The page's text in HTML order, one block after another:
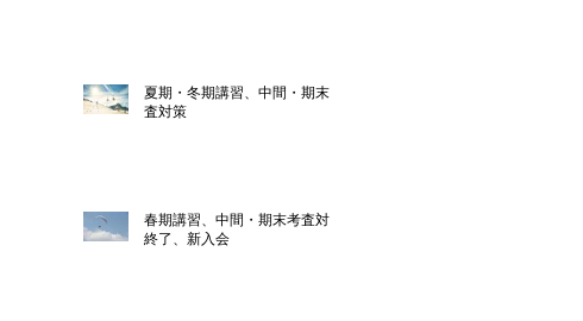
夏期・冬期講習、中間・期末考
査対策
春期講習、中間・期末考査対策
終了、新入会